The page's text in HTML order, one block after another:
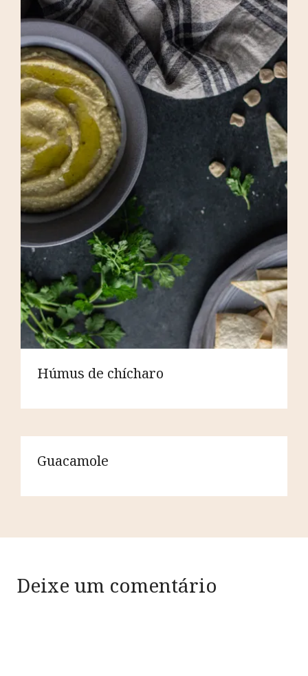
Húmus de chícharo
Guacamole
Deixe um comentário